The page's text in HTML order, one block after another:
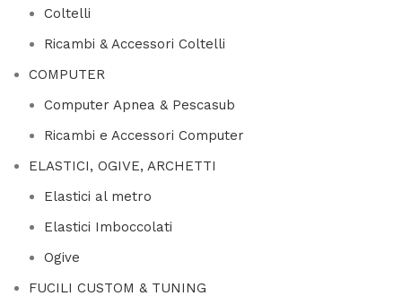
Coltelli
Ricambi & Accessori Coltelli
COMPUTER
Computer Apnea & Pescasub
Ricambi e Accessori Computer
ELASTICI, OGIVE, ARCHETTI
Elastici al metro
Elastici Imboccolati
Ogive
FUCILI CUSTOM & TUNING